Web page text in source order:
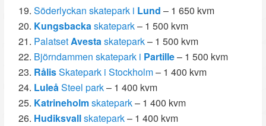
Söderlyckan skatepark i Lund – 1 650 kvm
Kungsbackaskatepark– 1 500 kvm
PalatsetAvestaskatepark– 1 500 kvm
Björndammen skatepark i Partille– 1 500 kvm
RålisSkatepark i Stockholm– 1 400 kvm
LuleåSteel park– 1 400 kvm
Katrineholmskatepark– 1 400 kvm
Hudiksvallskatepark– 1 400 kvm